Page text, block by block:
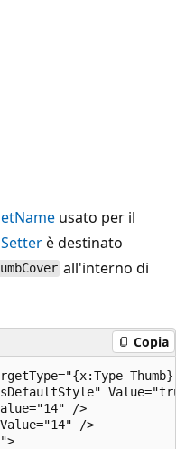
usato per il
Setterè destinato
all'interno di
Copia
/>
/>